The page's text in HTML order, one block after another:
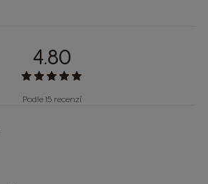
4.80
Podle 15 recenzí